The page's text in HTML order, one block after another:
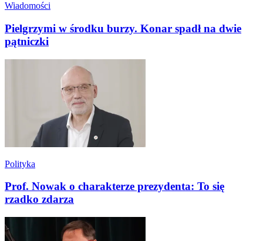
Wiadomości
Pielgrzymi w środku burzy. Konar spadł na dwie
pątniczki
Polityka
Prof. Nowak o charakterze prezydenta: To się
rzadko zdarza